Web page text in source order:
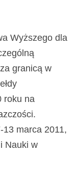
Wyższego dla
granicą w
roku na
13 marca 2011,
Nauki w